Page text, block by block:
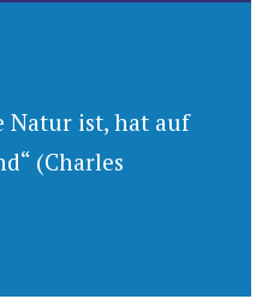
Natur ist, hat auf
(Charles